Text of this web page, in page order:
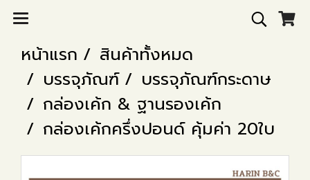
หน้าแรก
สินค้าทั้งหมด
บรรจุภัณฑ์
บรรจุภัณฑ์กระดาษ
กล่องเค้ก & ฐานรองเค้ก
กล่องเค้กครึ่งปอนด์ คุ้มค่า 20ใบ